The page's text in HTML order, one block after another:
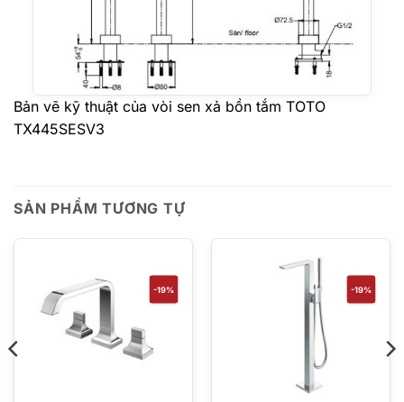
Bản vẽ kỹ thuật của vòi sen xả bồn tắm TOTO
TX445SESV3
SẢN PHẨM TƯƠNG TỰ
-19% -19%